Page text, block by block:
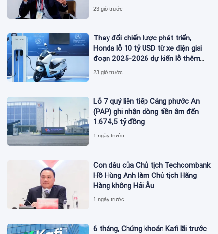
City
23 giờ trước
Thay đổi chiến lược phát triển,
Honda lỗ 10 tỷ USD từ xe điện giai
đoạn 2025-2026 dự kiến lỗ thêm
3,3 tỷ USD giai đoạn 2026-2027
23 giờ trước
Lỗ 7 quý liên tiếp Cảng phước An
(PAP) ghi nhận dòng tiền âm đến
1.674,5 tỷ đồng
1 ngày trước
Con dâu của Chủ tịch Techcombank
Hồ Hùng Anh làm Chủ tịch Hãng
Hàng không Hải Âu
1 ngày trước
6 tháng, Chứng khoán Kafi lãi trước